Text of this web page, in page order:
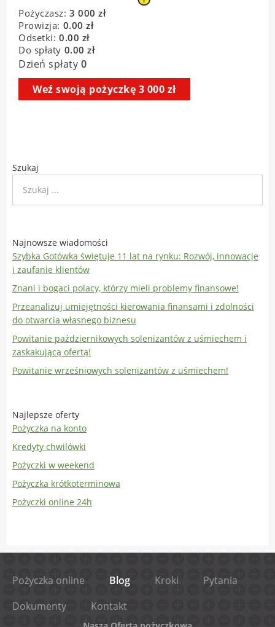
Szukaj
Najnowsze wiadomości
Szybka Gotówka świętuje 11 lat na rynku: Rozwój, innowacje
i zaufanie klientów
Znani i bogaci polacy, którzy mieli problemy finansowe!
Przeanalizuj umiejętności kierowania finansami i zdolności
do otwarcia własnego biznesu
Powitanie październikowych solenizantów z uśmiechem i
zaskakującą ofertą!
Powitanie wrześniowych solenizantów z uśmiechem!
Najlepsze oferty
Pożyczka na konto
Kredyty chwilówki
Pożyczki w weekend
Pożyczka krótkoterminowa
Pożyczki online 24h
Pożyczka online Blog Kroki
Pytania
Dokumenty
Kontakt